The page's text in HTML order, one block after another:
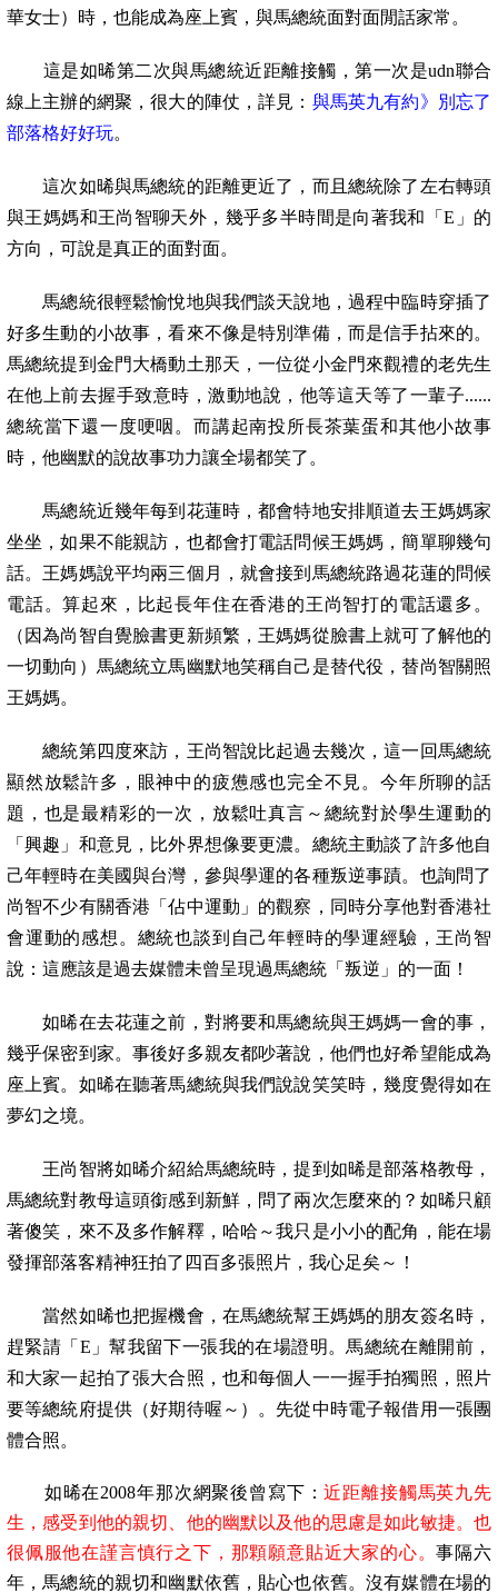
華女士）時，也能成為座上賓，與馬總統面對面閒話家常。
這是如晞第二次與馬總統近距離接觸，第一次是udn聯合
線上主辦的網聚，很大的陣仗，詳見： 與馬英九有約》別忘了
部落格好好玩。
這次如晞與馬總統的距離更近了，而且總統除了左右轉頭
與王媽媽和王尚智聊天外，幾乎多半時間是向著我和「E」的
方向，可說是真正的面對面。
馬總統很輕鬆愉悅地與我們談天說地，過程中臨時穿插了
好多生動的小故事，看來不像是特別準備，而是信手拈來的。
馬總統提到金門大橋動土那天，一位從小金門來觀禮的老先生
在他上前去握手致意時，激動地說，他等這天等了一輩子......
總統當下還一度哽咽。而講起南投所長茶葉蛋和其他小故事
時，他幽默的說故事功力讓全場都笑了。
馬總統近幾年每到花蓮時，都會特地安排順道去王媽媽家
坐坐，如果不能親訪，也都會打電話問候王媽媽，簡單聊幾句
話。王媽媽說平均兩三個月，就會接到馬總統路過花蓮的問候
電話。算起來，比起長年住在香港的王尚智打的電話還多。
（因為尚智自覺臉書更新頻繁，王媽媽從臉書上就可了解他的
一切動向）馬總統立馬幽默地笑稱自己是替代役，替尚智關照
王媽媽。
總統第四度來訪，王尚智說比起過去幾次，這一回馬總統
顯然放鬆許多，眼神中的疲憊感也完全不見。 今年所聊的話
題，也是最精彩的一次，放鬆吐真言～總統對於學生運動的
「興趣」和意見，比外界想像要更濃。 總統主動談了許多他自
己年輕時在美國與台灣，參與學運的各種叛逆事蹟。也詢問了
尚智不少有關香港「佔中運動」的觀察，同時分享他對香港社
會運動的感想。總統也談到自己年輕時的學運經驗，王尚智
說：這應該是過去媒體未曾呈現過馬總統「叛逆」的一面！
如晞在去花蓮之前，對將要和馬總統與王媽媽一會的事，
幾乎保密到家。事後好多親友都吵著說，他們也好希望能成為
座上賓。如晞在聽著馬總統與我們說說笑笑時，幾度覺得如在
夢幻之境。
王尚智將如晞介紹給馬總統時，提到如晞是部落格教母，
馬總統對教母這頭銜感到新鮮，問了兩次怎麼來的？如晞只顧
著傻笑，來不及多作解釋，哈哈～我只是小小的配角，能在場
發揮部落客精神狂拍了四百多張照片，我心足矣～！
當然如晞也把握機會，在馬總統幫王媽媽的朋友簽名時，
趕緊請「E」幫我留下一張我的在場證明。馬總統在離開前，
和大家一起拍了張大合照，也和每個人一一握手拍獨照，照片
要等總統府提供（好期待喔～）。 先從中時電子報借用一張團
體合照。
如晞在2008年那次網聚後曾寫下：近距離接觸馬英九先
生，感受到他的親切、他的幽默以及他的思慮是如此敏捷。也
很佩服他在謹言慎行之下，那顆願意貼近大家的心。事隔六
年，馬總統的親切和幽默依舊，貼心也依舊。沒有媒體在場的